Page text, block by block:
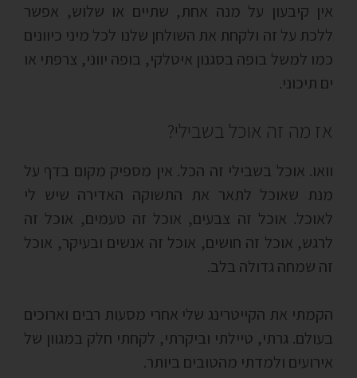
אין קיבעון על מנה אחת, שתיים או שלוש, אפשר
ללכת על זה ולקחת את השולחן שלנו לכל מיני כיוונים
כמו למשל בופה בסגנון איטלקי, בופה יווני, צרפתי או
ים תיכוני.
אז מה זה אוכל בשבילי?
וואו. אוכל בשבילי זה הכל. אין מספיק מקום בדף על
מנת שאוכל לתאר את התשוקה האדירה שיש לי
לאוכל. אוכל זה צבעים, אוכל זה טעמים, אוכל זה
לרגש, אוכל זה חושים, אוכל זה אנשים ובעיקר, אוכל
זה שמחה גדולה בלב.
הקמתי את הקייטרינג שלי אחרי מסעות רבים וארוכים
בעולם. גרתי, טיילתי וביקרתי, לקחתי חלק במגוון של
אירועים ולמדתי מהטובים ביותר.